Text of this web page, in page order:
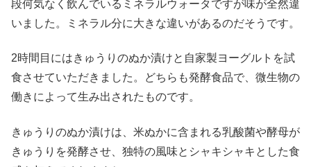
段何気なく飲んでいるミネラルウォータですが味が全然違
いました。ミネラル分に大きな違いがあるのだそうです。
2時間目にはきゅうりのぬか漬けと自家製ヨーグルトを試
食させていただきました。どちらも発酵食品で、微生物の
働きによって生み出されたものです。
きゅうりのぬか漬けは、米ぬかに含まれる乳酸菌や酵母が
きゅうりを発酵させ、独特の風味とシャキシャキとした食